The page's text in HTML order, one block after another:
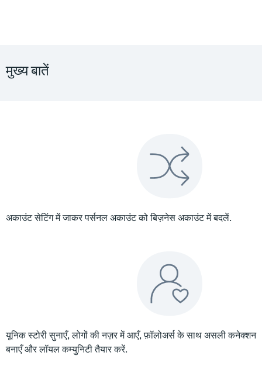
मुख्य बातें
अकाउंट सेटिंग में जाकर पर्सनल अकाउंट को बिज़नेस अकाउंट में बदलें.
यूनिक स्टोरी सुनाएँ, लोगों की नज़र में आएँ, फ़ॉलोअर्स के साथ असली कनेक्शन
बनाएँ और लॉयल कम्युनिटी तैयार करें.